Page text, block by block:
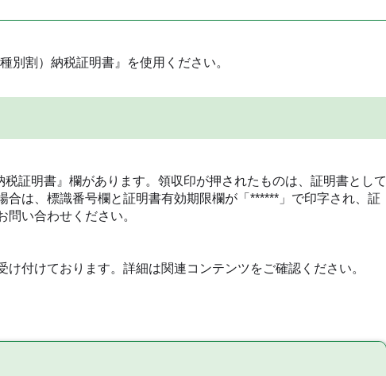
別割）納税証明書』を使用ください。
証明書』欄があります。領収印が押されたものは、証明書として
は、標識番号欄と証明書有効期限欄が「******」で印字され、証
い合わせください。
付けております。詳細は関連コンテンツをご確認ください。